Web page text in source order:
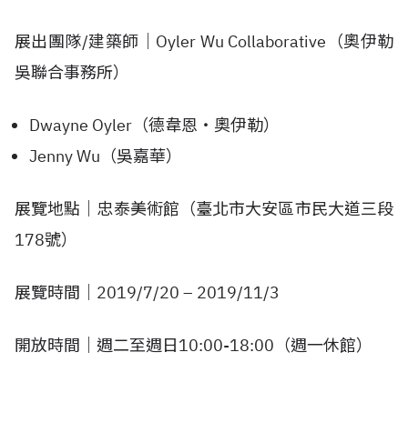
展出團隊/建築師｜Oyler Wu Collaborative（奧伊勒
吳聯合事務所）
Dwayne Oyler（德韋恩‧奧伊勒）
Jenny Wu（吳嘉華）
展覽地點｜忠泰美術館（臺北市大安區市民大道三段
178號）
展覽時間｜2019/7/20 – 2019/11/3
開放時間｜週二至週日10:00-18:00（週一休館）